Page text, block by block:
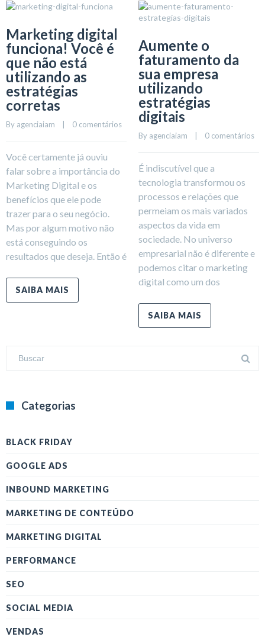
Marketing digital
funciona! Você é
que não está
utilizando as
estratégias
corretas
By agenciaiam 0 comentários
Você certamente já ouviu
falar sobre a importância do
Marketing Digital e os
benefícios que ele pode
trazer para o seu negócio.
Mas por algum motivo não
está conseguindo os
resultados que deseja. Então é
SAIBA MAIS
Aumente o
faturamento da
sua empresa
utilizando
estratégias
digitais
By agenciaiam 0 comentários
É indiscutível que a
tecnologia transformou os
processos e relações que
permeiam os mais variados
aspectos da vida em
sociedade. No universo
empresarial não é diferente e
podemos citar o marketing
digital como um dos
SAIBA MAIS
Categorias
BLACK FRIDAY
GOOGLE ADS
INBOUND MARKETING
MARKETING DE CONTEÚDO
MARKETING DIGITAL
PERFORMANCE
SEO
SOCIAL MEDIA
VENDAS